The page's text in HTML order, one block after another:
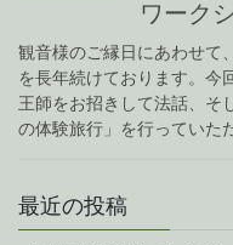
ワーク
観音様のご縁日にあわせて
を長年続けております。今
王師をお招きして法話、そ
の体験旅行」を行っていた
最近の投稿